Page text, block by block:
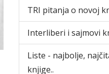
TRI pitanja o novoj
Interliberi i sajmovi
Liste - najbolje,
knjige..